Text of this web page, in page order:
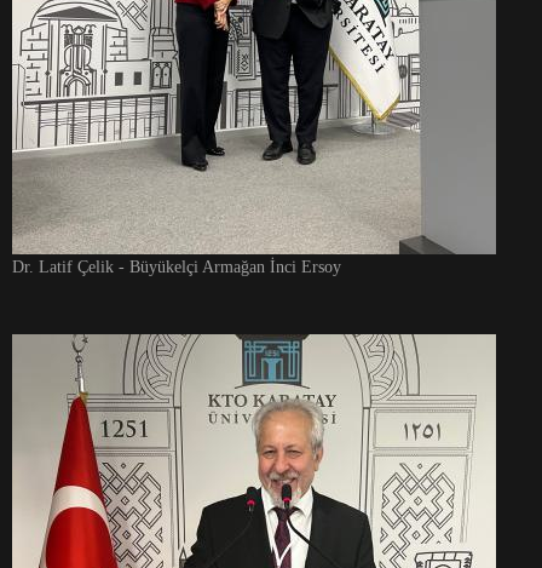
Dr. Latif Çelik - Büyükelçi Armağan İnci Ersoy